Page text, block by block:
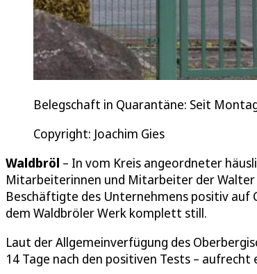
Belegschaft in Quarantäne: Seit
Copyright: Joachim Gies
Waldbröl – In vom Kreis angeordneter
Mitarbeiterinnen und Mitarbeiter der Walter
Beschäftigte des Unternehmens positiv
dem Waldbröler Werk komplett still.
Laut der Allgemeinverfügung des
14 Tage nach den positiven Tests – aufrecht